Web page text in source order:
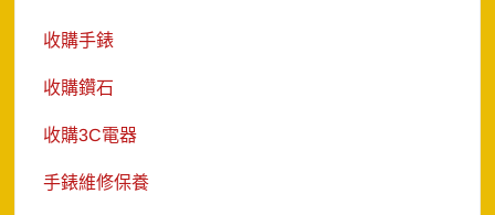
收購手錶
收購鑽石
收購3C電器
手錶維修保養